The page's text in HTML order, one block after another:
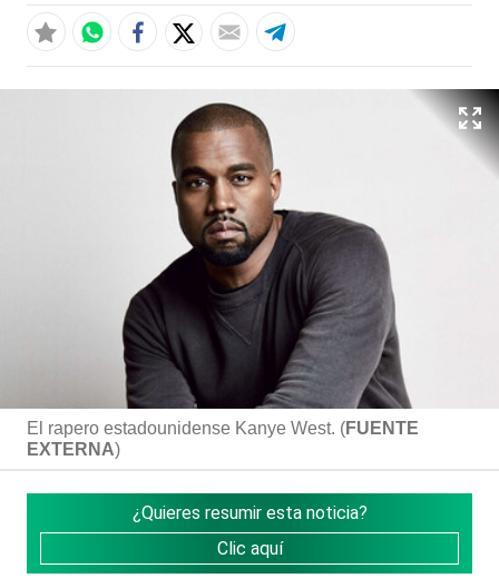
El rapero estadounidense Kanye West. (FUENTE
EXTERNA)
¿Quieres resumir esta noticia?
Clic aquí